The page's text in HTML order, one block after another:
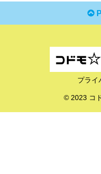
プライ
© 2023 コ